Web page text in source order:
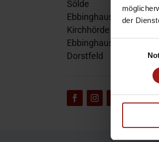
der
Sölde
Ebbinghaus am
Kirchhörde
Ebbinghaus
Dorstfeld